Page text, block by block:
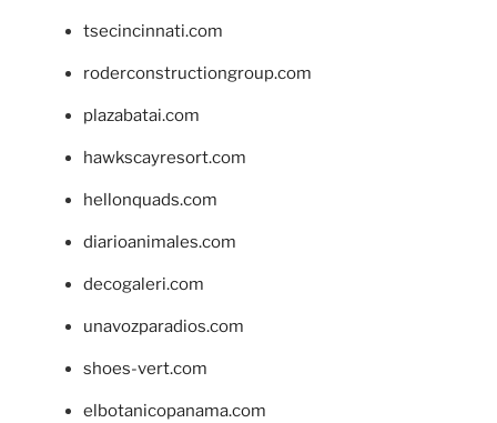
tsecincinnati.com
roderconstructiongroup.com
plazabatai.com
hawkscayresort.com
hellonquads.com
diarioanimales.com
decogaleri.com
unavozparadios.com
shoes-vert.com
elbotanicopanama.com